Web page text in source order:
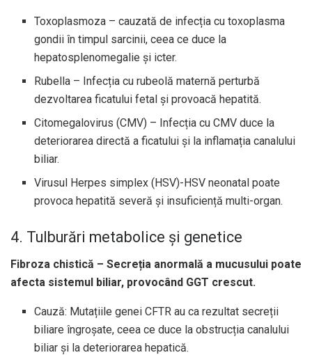
Toxoplasmoza – cauzată de infecția cu toxoplasma
gondii în timpul sarcinii, ceea ce duce la
hepatosplenomegalie și icter.
Rubella – Infecția cu rubeolă maternă perturbă
dezvoltarea ficatului fetal și provoacă hepatită.
Citomegalovirus (CMV) – Infecția cu CMV duce la
deteriorarea directă a ficatului și la inflamația canalului
biliar.
Virusul Herpes simplex (HSV)-HSV neonatal poate
provoca hepatită severă și insuficiență multi-organ.
4. Tulburări metabolice și genetice
Fibroza chistică – Secreția anormală a mucusului poate
afecta sistemul biliar, provocând GGT crescut.
Cauză: Mutațiile genei CFTR au ca rezultat secreții
biliare îngroșate, ceea ce duce la obstrucția canalului
biliar și la deteriorarea hepatică.